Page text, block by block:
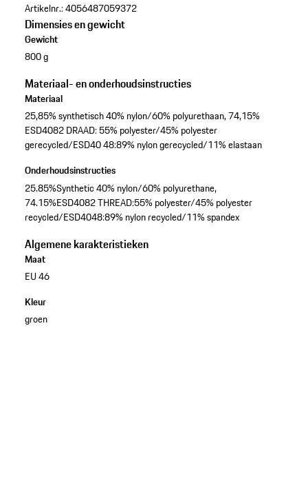
Artikelnr.:4056487059372
Dimensies en gewicht
Gewicht
800 g
Materiaal- en onderhoudsinstructies
Materiaal
25,85% synthetisch 40% nylon/60% polyurethaan, 74,15%
ESD4082 DRAAD: 55% polyester/45% polyester
gerecycled/ESD40 48:89% nylon gerecycled/11% elastaan
Onderhoudsinstructies
25.85%Synthetic 40% nylon/60% polyurethane,
74.15%ESD4082 THREAD:55% polyester/45% polyester
recycled/ESD4048:89% nylon recycled/11% spandex
Algemene karakteristieken
Maat
EU 46
Kleur
groen